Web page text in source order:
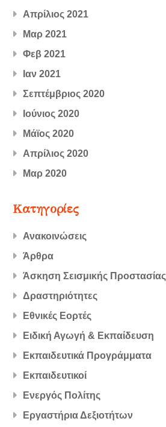
Απρίλιος 2021
Μαρ 2021
Φεβ 2021
Ιαν 2021
Σεπτέμβριος 2020
Ιούνιος 2020
Μάϊος 2020
Απρίλιος 2020
Μαρ 2020
Kατηγορίες
Ανακοινώσεις
Άρθρα
Άσκηση Σεισμικής Προστασίας
Δραστηριότητες
Εθνικές Εορτές
Ειδική Αγωγή & Εκπαίδευση
Εκπαιδευτικά Προγράμματα
Εκπαιδευτικοί
Ενεργός Πολίτης
Εργαστήρια Δεξιοτήτων